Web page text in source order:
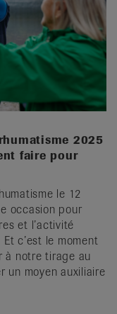
2025
faire pour
le 12
occasion pour
et l’activité
c’est le moment
à notre tirage au
un moyen auxiliaire